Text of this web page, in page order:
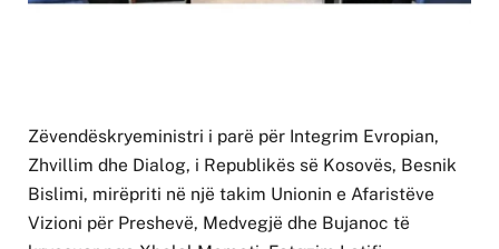
Zëvendëskryeministri i parë për Integrim Evropian,
Zhvillim dhe Dialog, i Republikës së Kosovës, Besnik
Bislimi, mirëpriti në një takim Unionin e Afaristëve
Vizioni për Preshevë, Medvegjë dhe Bujanoc të